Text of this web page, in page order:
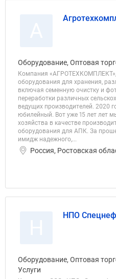
Оборудование, Оптовая
Компания «АГРОТЕХКОМПЛЕКТ»,
оборудования для хранения,
включая семенную очистку и
переработки различных
ведущих производителей. 2020
юбилейный. Вот уже 15 лет лет
хозяйства в качестве
оборудования для АПК. За
имидж надежного,...
Россия, Ростовская
НПО
Оборудование, Оптовая
Услуги